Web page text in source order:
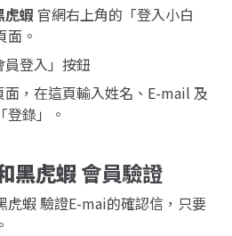
虎蝦 官網右上角的「登入小白
面。
登入」按鈕
，在這頁輸入姓名、E-mail 及
登錄」。
黑虎蝦會員驗證
虎蝦 驗證E-mai的確認信，只要